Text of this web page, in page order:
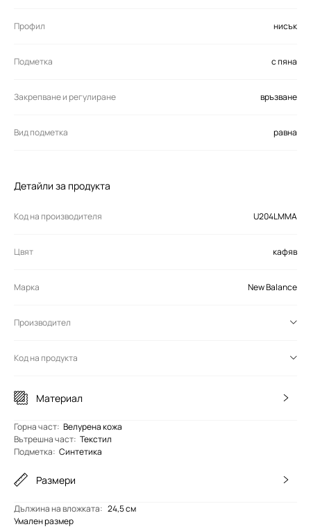
Профил нисък
Подметка с пяна
Закрепване и регулиране връзване
Вид подметка равна
Детайли за продукта
Код на производителя U204LMMA
Цвят кафяв
Марка New Balance
Производител
Код на продукта
Материал
Горна част: Велурена кожа
Вътрешна част: Текстил
Подметка: Синтетика
Размери
Дължина на вложката: 24,5 см
Умален размер